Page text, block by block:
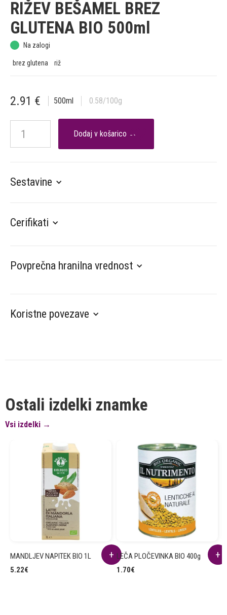
RIŽEV BEŠAMEL BREZ
GLUTENA BIO 500ml
Na zalogi
brez glutena riž
2.91 € 500ml 0.58/100g

Sestavine
Cerifikati
Povprečna hranilna vrednost
Koristne povezave
Ostali izdelki znamke
Vsi izdelki →
MANDLJEV NAPITEK BIO 1L
5.22€
LEČA PLOČEVINKA BIO 400g
1.70€